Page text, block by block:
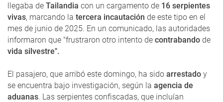
llegaba de Tailandia con un cargamento de 16 serpientes
vivas, marcando la tercera incautación de este tipo en el
mes de junio de 2025. En un comunicado, las autoridades
informaron que "frustraron otro intento de contrabando de
vida silvestre".
El pasajero, que arribó este domingo, ha sido arrestado y
se encuentra bajo investigación, según la agencia de
aduanas. Las serpientes confiscadas, que incluían